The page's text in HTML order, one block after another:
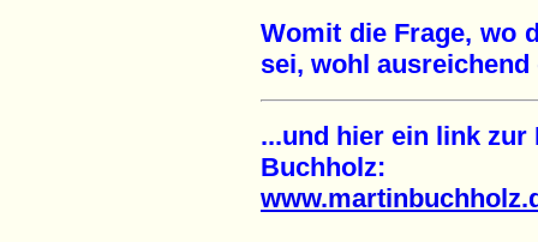
Womit die Frage, wo
sei, wohl
...und hier ein link zur
Buchholz: